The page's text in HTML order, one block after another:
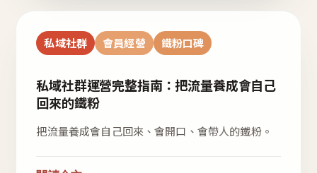
私域社群 會員經營 鐵粉口碑
私域社群運營完整指南：把流量養成會自己
回來的鐵粉
把流量養成會自己回來、會開口、會帶人的鐵粉。